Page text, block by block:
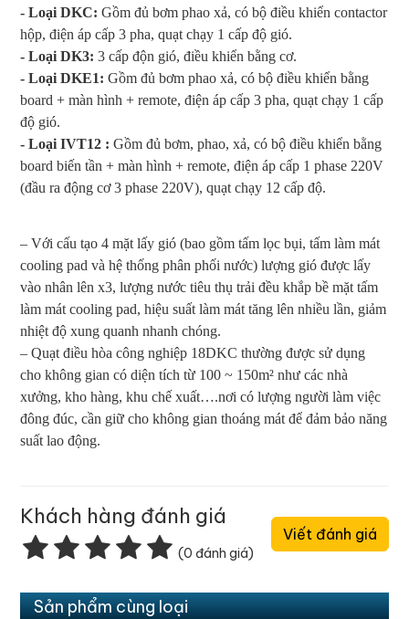
- Loại DKC: Gồm đủ bơm phao xả, có bộ điều khiển contactor
hộp, điện áp cấp 3 pha, quạt chạy 1 cấp độ gió.
- Loại DK3: 3 cấp độn gió, điều khiển bằng cơ.
- Loại DKE1: Gồm đủ bơm phao xả, có bộ điều khiển bằng
board + màn hình + remote, điện áp cấp 3 pha, quạt chạy 1 cấp
độ gió.
- Loại IVT12 : Gồm đủ bơm, phao, xả, có bộ điều khiển bằng
board biến tần + màn hình + remote, điện áp cấp 1 phase 220V
(đầu ra động cơ 3 phase 220V), quạt chạy 12 cấp độ.
– Với cấu tạo 4 mặt lấy gió (bao gồm tấm lọc bụi, tấm làm mát
cooling pad và hệ thống phân phối nước) lượng gió được lấy
vào nhân lên x3, lượng nước tiêu thụ trải đều khắp bề mặt tấm
làm mát cooling pad, hiệu suất làm mát tăng lên nhiều lần, giảm
nhiệt độ xung quanh nhanh chóng.
– Quạt điều hòa công nghiệp 18DKC thường được sử dụng
cho không gian có diện tích từ 100 ~ 150m² như các nhà
xưởng, kho hàng, khu chế xuất….nơi có lượng người làm việc
đông đúc, cần giữ cho không gian thoáng mát để đảm bảo năng
suất lao động.
Khách hàng đánh giá
(0 đánh giá)
Viết đánh giá
Sản phẩm cùng loại